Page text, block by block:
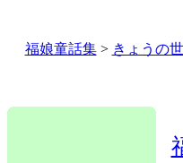
福娘童話集> きょうの